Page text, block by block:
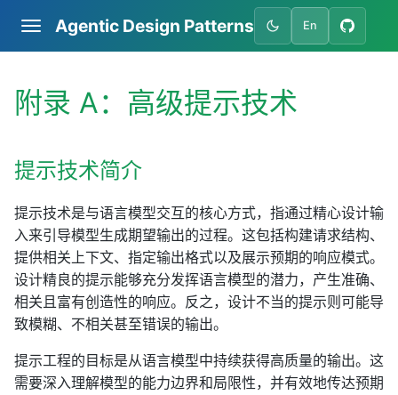
Agentic Design Patterns En
附录 A：高级提示技术
提示技术简介
提示技术是与语言模型交互的核心方式，指通过精心设计输
入来引导模型生成期望输出的过程。这包括构建请求结构、
提供相关上下文、指定输出格式以及展示预期的响应模式。
设计精良的提示能够充分发挥语言模型的潜力，产生准确、
相关且富有创造性的响应。反之，设计不当的提示则可能导
致模糊、不相关甚至错误的输出。
提示工程的目标是从语言模型中持续获得高质量的输出。这
需要深入理解模型的能力边界和局限性，并有效地传达预期